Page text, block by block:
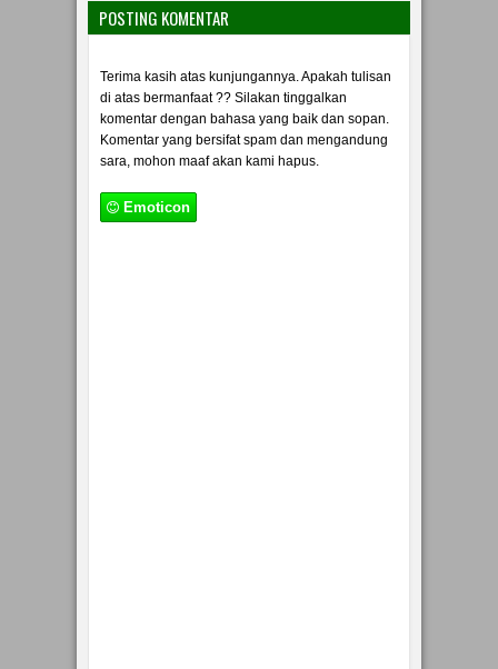
POSTING KOMENTAR
Terima kasih atas kunjungannya. Apakah tulisan
di atas bermanfaat ?? Silakan tinggalkan
komentar dengan bahasa yang baik dan sopan.
Komentar yang bersifat spam dan mengandung
sara, mohon maaf akan kami hapus.
Emoticon